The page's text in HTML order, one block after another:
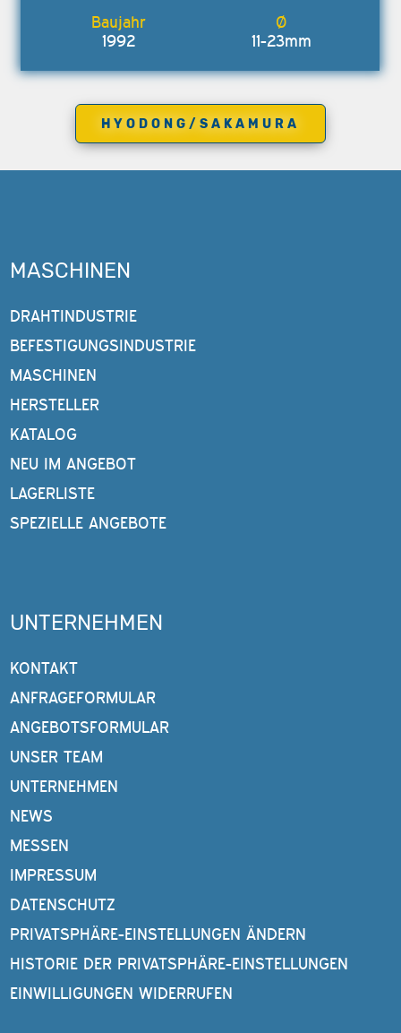
1992 11-23mm
HYODONG/SAKAMURA
MASCHINEN
DRAHTINDUSTRIE
BEFESTIGUNGSINDUSTRIE
MASCHINEN
HERSTELLER
KATALOG
NEU IM ANGEBOT
LAGERLISTE
SPEZIELLE ANGEBOTE
UNTERNEHMEN
KONTAKT
ANFRAGEFORMULAR
ANGEBOTSFORMULAR
UNSER TEAM
UNTERNEHMEN
NEWS
MESSEN
IMPRESSUM
DATENSCHUTZ
PRIVATSPHÄRE-EINSTELLUNGEN ÄNDERN
HISTORIE DER PRIVATSPHÄRE-EINSTELLUNGEN
EINWILLIGUNGEN WIDERRUFEN